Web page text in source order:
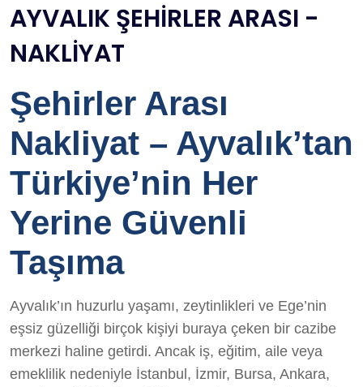
AYVALIK ŞEHİRLER ARASI -
NAKLİYAT
Şehirler Arası
Nakliyat – Ayvalık’tan
Türkiye’nin Her
Yerine Güvenli
Taşıma
Ayvalık’ın huzurlu yaşamı, zeytinlikleri ve Ege’nin
eşsiz güzelliği birçok kişiyi buraya çeken bir cazibe
merkezi haline getirdi. Ancak iş, eğitim, aile veya
emeklilik nedeniyle İstanbul, İzmir, Bursa, Ankara,